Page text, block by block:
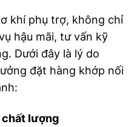
khí phụ trợ, không chỉ
hậu mãi, tư vấn kỹ
Dưới đây là lý do
đặt hàng khớp nối
chất lượng